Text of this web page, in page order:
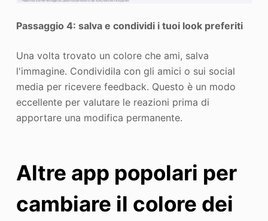
Passaggio 4: salva e condividi i tuoi look preferiti
Una volta trovato un colore che ami, salva
l'immagine. Condividila con gli amici o sui social
media per ricevere feedback. Questo è un modo
eccellente per valutare le reazioni prima di
apportare una modifica permanente.
Altre app popolari per
cambiare il colore dei